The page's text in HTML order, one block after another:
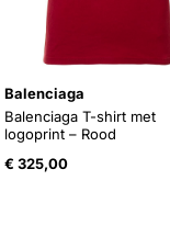
Balenciaga
Balenciaga T-shirt met
logoprint – Rood
€ 325,00